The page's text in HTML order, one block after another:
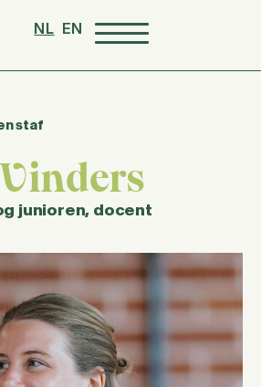
NL EN
staf
junioren, docent